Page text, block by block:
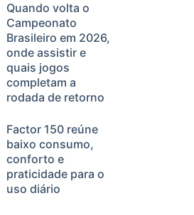
Quando volta o
Campeonato
Brasileiro em 2026,
onde assistir e
quais jogos
completam a
rodada de retorno
Factor 150 reúne
baixo consumo,
conforto e
praticidade para o
uso diário